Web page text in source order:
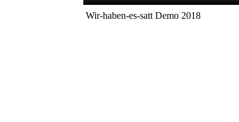
Wir-haben-es-satt Demo 2018